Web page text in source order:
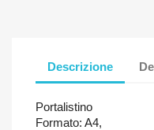
Descrizione
Portalistino
Formato: A4,